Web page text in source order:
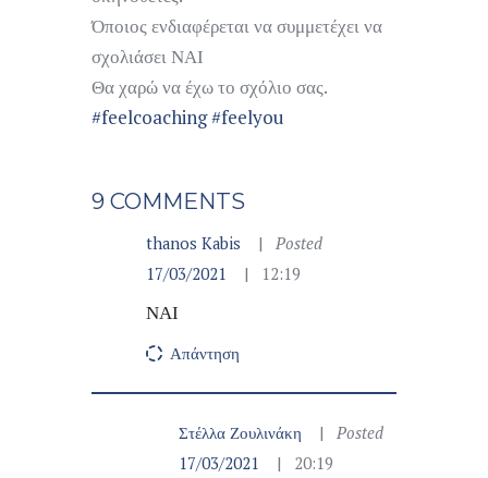
Όποιος ενδιαφέρεται να συμμετέχει να
σχολιάσει ΝΑΙ
Θα χαρώ να έχω το σχόλιο σας.
#feelcoaching#feelyou
9 COMMENTS
thanos Kabis
Posted
17/03/2021
12:19
ΝΑΙ
Απάντηση
Στέλλα Ζουλινάκη
Posted
17/03/2021
20:19